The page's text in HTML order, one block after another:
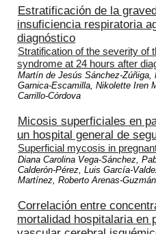
Estratificación de la
insuficiencia respiratoria
diagnóstico
Stratification of the severity of
syndrome at 24 hours after
Martín de Jesús Sánchez-Zúñiga,
Garnica-Escamilla, Nikolette Iren
Carrillo-Córdova
Micosis superficiales en
un hospital general de
Superficial mycosis in
Diana Carolina Vega-Sánchez,
Calderón-Pérez, Luis García-
Martínez, Roberto Arenas-Guzmán
Correlación entre
mortalidad hospitalaria en